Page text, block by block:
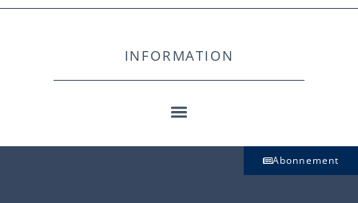
INFORMATION
Abonnement